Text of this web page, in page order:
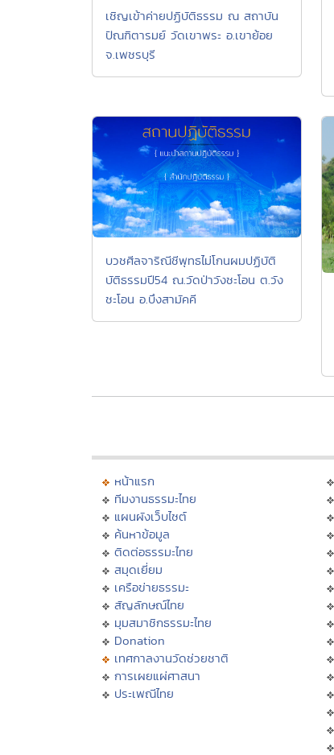
เชิญเข้าค่ายปฏิบัติธรรม ณ สถาบัน
ปัณฑิตารมย์ วัดเขาพระ อ.เขาย้อย
จ.เพชรบุรี
บวชศีลจาริณีชีพุทธไม่โกนผมปฏิบัติ
บัติธรรมปี54 ณ.วัดป่าวังชะโอน ต.วัง
ชะโอน อ.บึงสามัคคี
หน้าแรก
ทีมงานธรรมะไทย
แผนผังเว็บไซต์
ค้นหาข้อมูล
ติดต่อธรรมะไทย
สมุดเยี่ยม
เครือข่ายธรรมะ
สัญลักษณ์ไทย
มุมสมาชิกธรรมะไทย
Donation
เทศกาลงานวัดช่วยชาติ
การเผยแผ่ศาสนา
ประเพณีไทย